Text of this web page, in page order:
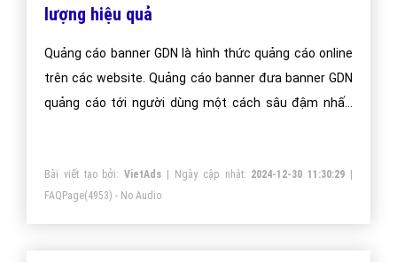
lượng hiệu quả
Quảng cáo banner GDN là hình thức quảng cáo online
trên các website. Quảng cáo banner đưa banner GDN
quảng cáo tới người dùng một cách sâu đậm nhất,
Bài viết tạo bởi:VietAds | Ngày cập nhật: 2024-12-30 11:30:29
FAQPage(4953) - No Audio